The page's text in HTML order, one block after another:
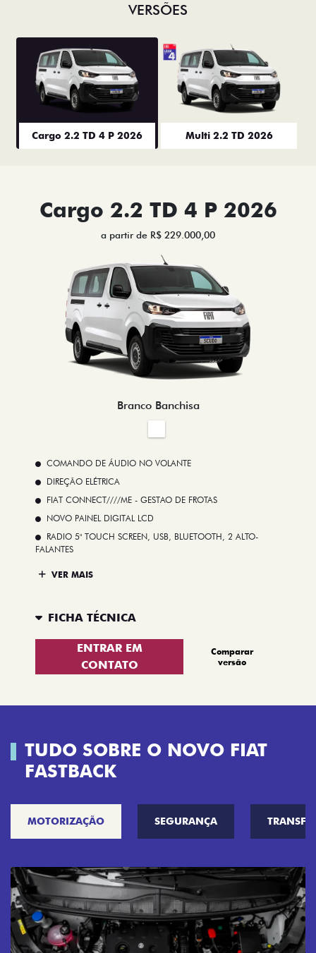
VERSÕES
Cargo 2.2 TD 4 P 2026 Multi 2.2 TD 2026
Cargo 2.2 TD 4 P 2026
a partir de R$ 229.000,00
Branco Banchisa
COMANDO DE ÁUDIO NO VOLANTE
DIREÇÃO ELÉTRICA
FIAT CONNECT////ME - GESTAO DE FROTAS
NOVO PAINEL DIGITAL LCD
RADIO 5" TOUCH SCREEN, USB, BLUETOOTH, 2 ALTO-
FALANTES
VER MAIS
FICHA TÉCNICA
ENTRAR EM
CONTATO
Comparar
versão
TUDO SOBRE O NOVO FIAT
FASTBACK
MOTORIZAÇÃO SEGURANÇA